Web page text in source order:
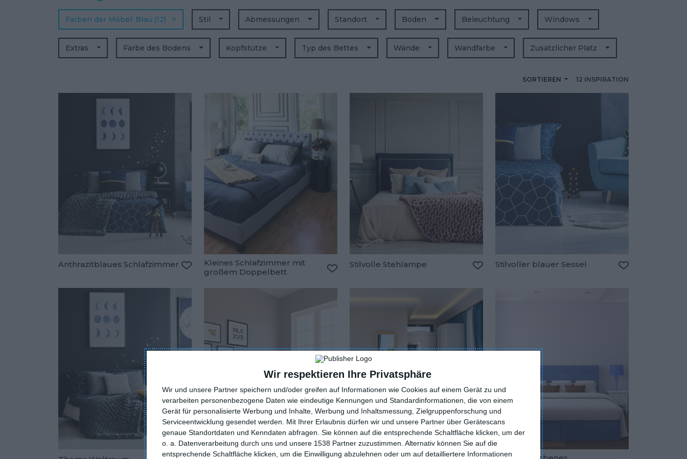
Wir respektieren Ihre Privatsphäre
Wir und unsere Partner speichern und/oder greifen auf Informationen wie Cookies auf einem Gerät zu und
verarbeiten personenbezogene Daten wie eindeutige Kennungen und Standardinformationen, die von einem
Gerät für personalisierte Werbung und Inhalte, Werbung und Inhaltsmessung, Zielgruppenforschung und
Serviceentwicklung gesendet werden.
Mit Ihrer Erlaubnis dürfen wir und unsere Partner über Gerätescans
genaue Standortdaten und Kenndaten abfragen. Sie können auf die entsprechende Schaltfläche klicken, um der
o. a. Datenverarbeitung durch uns und unsere 1538 Partner zuzustimmen. Alternativ können Sie auf die
entsprechende Schaltfläche klicken, um die Einwilligung abzulehnen oder um auf detailliertere Informationen
SORTIEREN 12 INSPIRATION
Stil Abmessungen Standort Boden Beleuchtung Windows
Extras Farbe des Bodens
Blau (12)
Farben der Möbel
Kopfstütze Typ des Bettes Wände Wandfarbe Zusätzlicher Platz
Anthrazitblaues Schlafzimmer
Zu den Favoriten hinzufügen
Kleines Schlafzimmer mit
großem Doppelbett
Stilvolle Stehlampe Stilvoller blauer Sessel